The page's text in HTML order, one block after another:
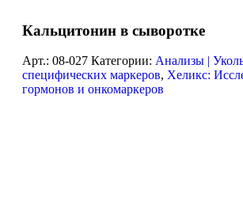
Кальцитонин в сыворотке
Арт.: 08-027 Категории: Анализы |
специфических маркеров, Хеликс:
гормонов и онкомаркеров